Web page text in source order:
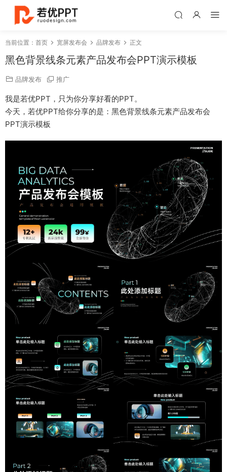
当前位置： 首页 宽屏发布会 品牌发布 正文
黑色背景线条元素产品发布会PPT演示模板
品牌发布 推广
我是若优PPT，只为你分享好看的PPT。
今天，若优PPT给你分享的是：黑色背景线条元素产品发布会
PPT演示模板